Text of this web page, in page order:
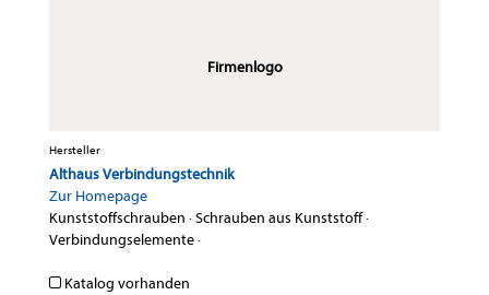
Firmenlogo
Hersteller
Althaus Verbindungstechnik
Zur Homepage
Kunststoffschrauben ·Schrauben aus Kunststoff·
Verbindungselemente·
Katalog vorhanden